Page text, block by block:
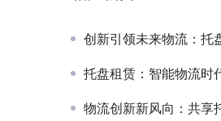
创新引领未来物流：托盘租
托盘租赁：智能物流时
物流创新新风向：共享